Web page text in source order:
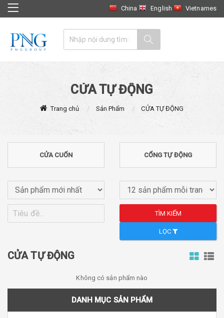
China English Vietnames
CỬA TỰ ĐỘNG
Trang chủ Sản Phẩm CỬA TỰ ĐỘNG
CỬA CUỐN CỔNG TỰ ĐỘNG
TÌM KIẾM
LỌC
CỬA TỰ ĐỘNG
Không có sản phẩm nào
DANH MỤC SẢN PHẨM